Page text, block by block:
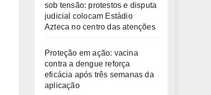
sob tensão: protestos e disputa
judicial colocam Estádio
Azteca no centro das atenções
Proteção em ação: vacina
contra a dengue reforça
eficácia após três semanas da
aplicação